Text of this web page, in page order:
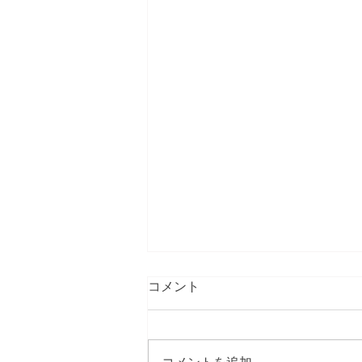
ネット ショップ開設につきま
トショップの準備が整いました。
コメント